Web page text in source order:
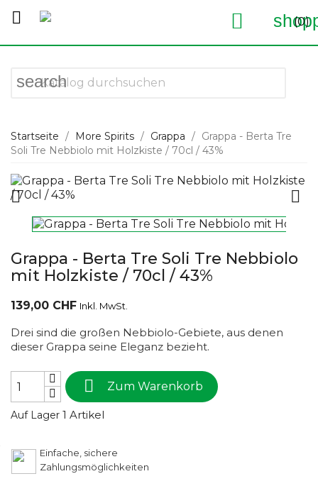
 (0)

search
Startseite More Spirits Grappa
Grappa - Berta Tre
Soli Tre Nebbiolo mit Holzkiste / 70cl / 43%
 
Grappa - Berta Tre Soli Tre Nebbiolo
mit Holzkiste / 70cl / 43%
139,00 CHF Inkl. MwSt.
Drei sind die großen Nebbiolo-Gebiete, aus denen
dieser Grappa seine Eleganz bezieht.
 Zum Warenkorb
Auf Lager 1 Artikel
Einfache, sichere
Zahlungsmöglichkeiten